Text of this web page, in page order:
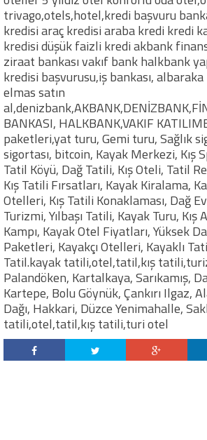
trivago,otels,hotel,kredi başvuru
kredisi araç kredisi araba kredi kredi
kredisi düşük faizli kredi akbank
ziraat bankası vakıf bank halkbank
kredisi başvurusu,iş bankası,
elmas satın
BANKASI, HALKBANK,VAKIF
paketleri,yat turu, Gemi turu, Sağlık
sigortası, bitcoin, Kayak Merkezi, Kış
Tatil Köyü, Dağ Tatili, Kış Oteli, Tatil
Kış Tatili Fırsatları, Kayak Kiralama,
Otelleri, Kış Tatili Konaklaması, Dağ
Turizmi, Yılbaşı Tatili, Kayak Turu,
Kampı, Kayak Otel Fiyatları, Yüksek
Paketleri, Kayakçı Otelleri, Kayaklı
Tatil.kayak tatili,otel,tatil,kış
Palandöken, Kartalkaya, Sarıkamış,
Kartepe, Bolu Göynük, Çankırı Ilgaz,
Dağı, Hakkari, Düzce Yenimahalle,
tatili,otel,tatil,kış tatili,turi otel